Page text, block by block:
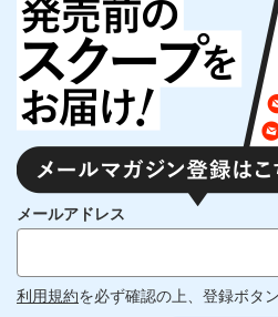
メールアドレス
利用規約を必ず確認の上、登録ボタ